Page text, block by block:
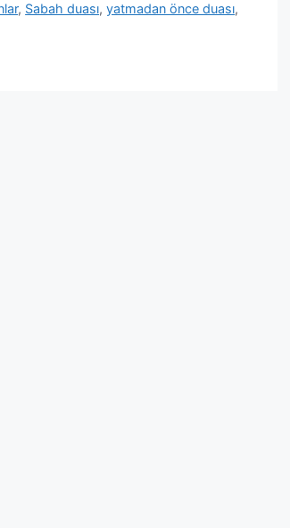
, Sabah duası,yatmadan önce duası,